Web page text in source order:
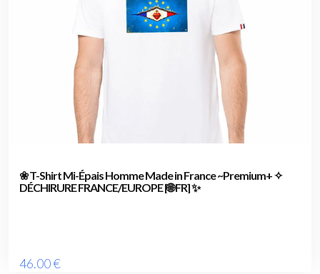
❀ T-Shirt Mi-Épais Homme Made in France ~Premium+ ✧
DÉCHIRURE FRANCE/EUROPE [🌐 FR] ✨
46.00€